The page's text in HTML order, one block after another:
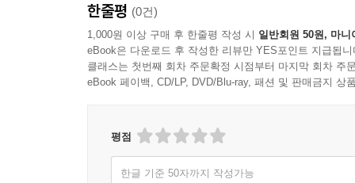
한줄평 (0건)
1,000원 이상 구매 후 한줄평 작성 시 일반회원 50원, 마니
eBook은 다운로드 후 작성한 리뷰만 YES포인트 지급됩니
클래스는 첫번째 회차 주문확정 시점부터 마지막 회차 주
eBook 페이백, CD/LP, DVD/Blu-ray, 패션 및 판매금지 상
평점
한글 기준 50자까지 작성가능